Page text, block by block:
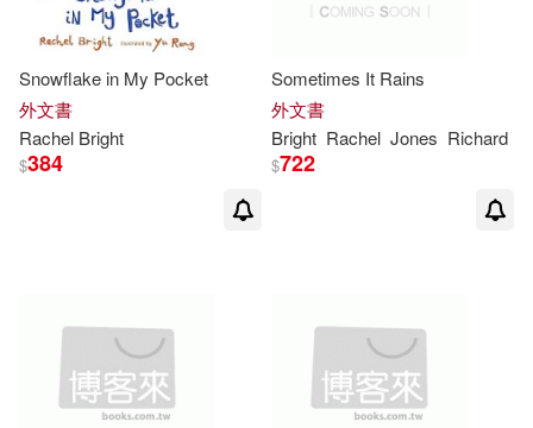
Snowflake in My Pocket
外文書
Rachel Bright
$384
Sometimes It Rains
外文書
Bright Rachel Jones Richard
$722